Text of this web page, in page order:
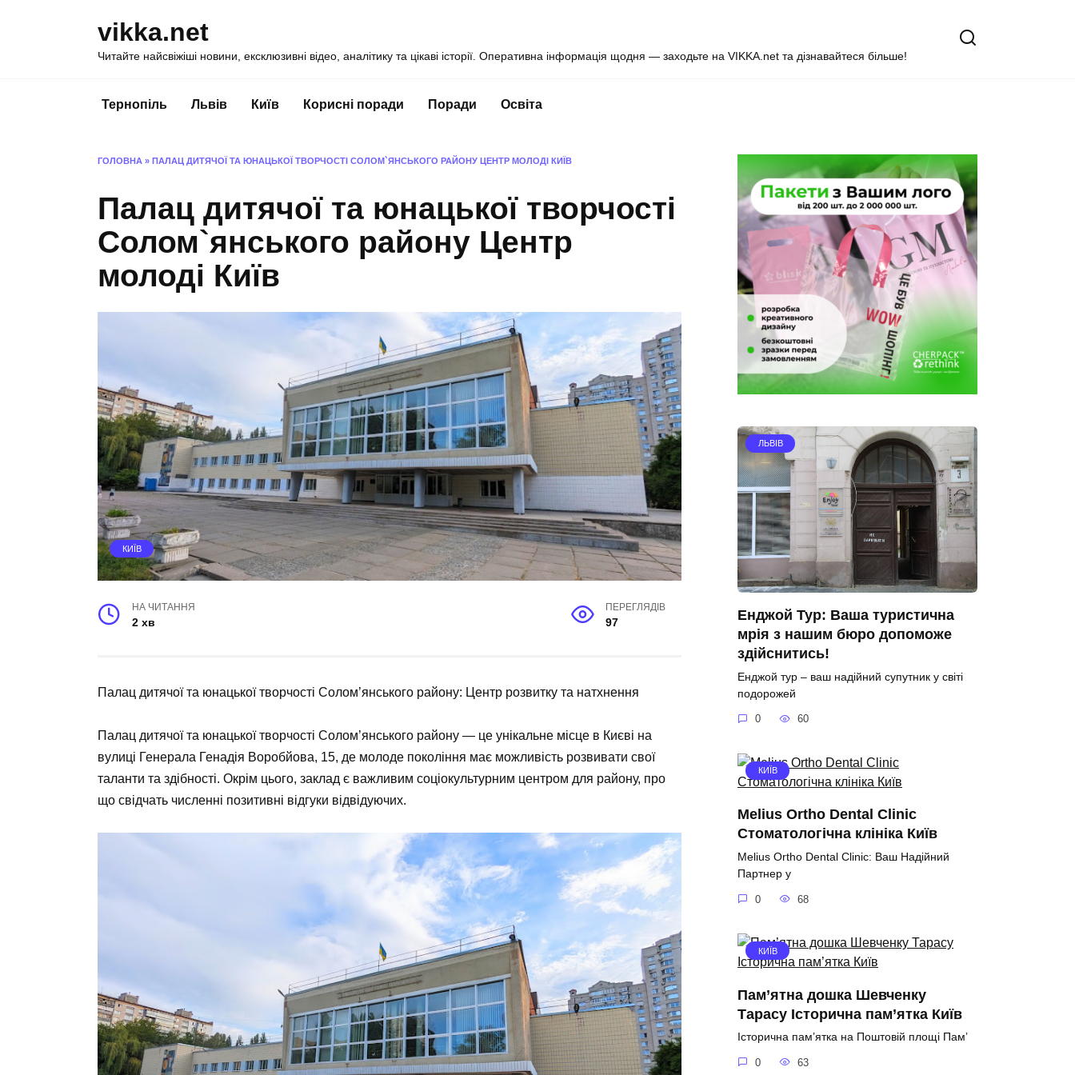
vikka.net
Читайте найсвіжіші новини, ексклюзивні відео, аналітику та цікаві історії. Оперативна інформація щодня — заходьте на VIKKA.net та дізнавайтеся більше!
Тернопіль Львів Київ Корисні поради Поради Освіта
ГОЛОВНА » ПАЛАЦ ДИТЯЧОЇ ТА ЮНАЦЬКОЇ ТВОРЧОСТІ СОЛОМ`ЯНСЬКОГО РАЙОНУ ЦЕНТР МОЛОДІ КИЇВ
Палац дитячої та юнацької творчості
Солом`янського району Центр
молоді Київ
КИЇВ
НА ЧИТАННЯ
2 хв
ПЕРЕГЛЯДІВ
97
Палац дитячої та юнацької творчості Солом’янського району: Центр розвитку та натхнення
Палац дитячої та юнацької творчості Солом’янського району — це унікальне місце в Києві на
вулиці Генерала Генадія Воробйова, 15, де молоде покоління має можливість розвивати свої
таланти та здібності. Окрім цього, заклад є важливим соціокультурним центром для району, про
що свідчать численні позитивні відгуки відвідуючих.
ЛЬВІВ
Енджой Тур: Ваша туристична
мрія з нашим бюро допоможе
здійснитись!
Енджой тур – ваш надійний супутник у світі
подорожей
0 60
КИЇВ
Melius Ortho Dental Clinic
Стоматологічна клініка Київ
Melius Ortho Dental Clinic: Ваш Надійний
Партнер у
0 68
КИЇВ
Пам’ятна дошка Шевченку
Тарасу Історична пам’ятка Київ
Історична пам’ятка на Поштовій площі Пам’
0 63